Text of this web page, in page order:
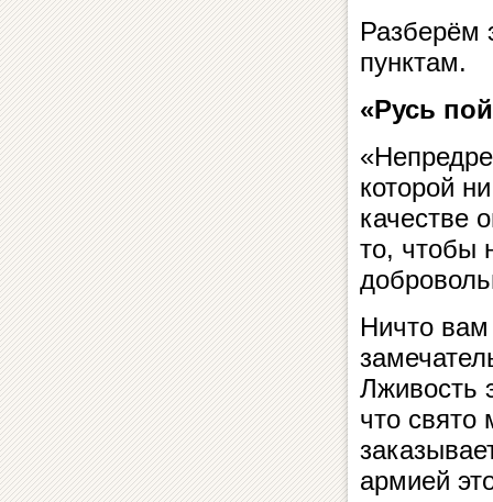
Разберём
пунктам.
«Русь
которой
качестве
то, чтобы
Ничто
Лживость
что свято
армией